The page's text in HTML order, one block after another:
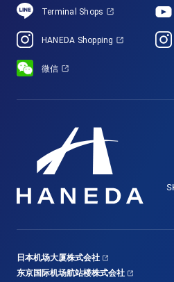
Terminal Shops
HANEDA Shopping
微信
日本机场大厦株式会社
东京国际机场航站楼株式会社